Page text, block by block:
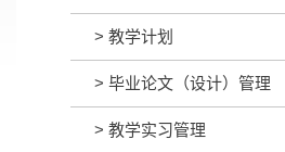
> 教学计划
> 毕业论文（设计）管理
> 教学实习管理